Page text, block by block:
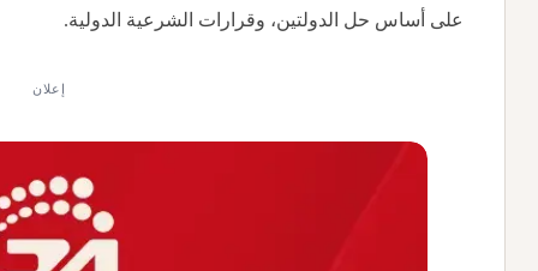
على أساس حل الدولتين، وقرارات الشرعية الدولية.
إعلان